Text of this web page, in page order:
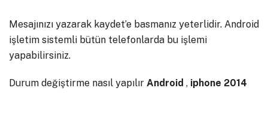
Mesajınızı yazarak kaydet’e basmanız yeterlidir. Android
işletim sistemli bütün telefonlarda bu işlemi
yapabilirsiniz.
Durum değiştirme nasıl yapılır Android , iphone 2014